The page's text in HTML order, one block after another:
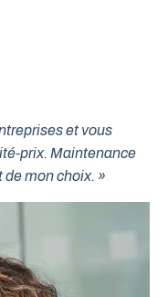
et vous
prix. Maintenance
de mon choix. »